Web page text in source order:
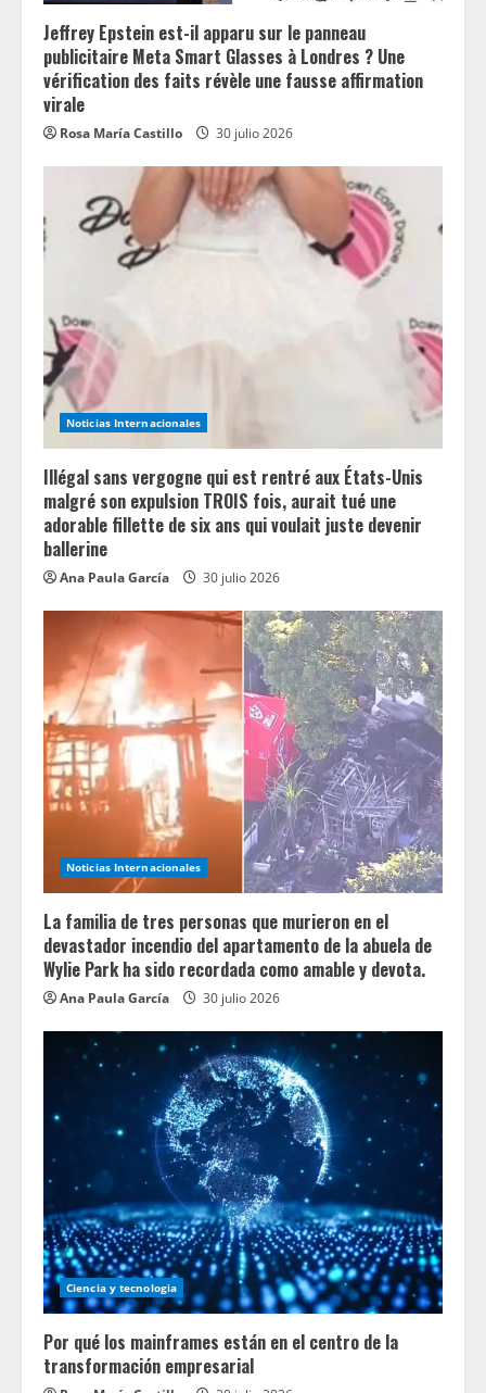
Jeffrey Epstein est-il apparu sur le panneau
publicitaire Meta Smart Glasses à Londres ? Une
vérification des faits révèle une fausse affirmation
virale
Rosa María Castillo 30 julio 2026
Noticias Internacionales
Illégal sans vergogne qui est rentré aux États-Unis
malgré son expulsion TROIS fois, aurait tué une
adorable fillette de six ans qui voulait juste devenir
ballerine
Ana Paula García 30 julio 2026
Noticias Internacionales
La familia de tres personas que murieron en el
devastador incendio del apartamento de la abuela de
Wylie Park ha sido recordada como amable y devota.
Ana Paula García 30 julio 2026
Ciencia y tecnologia
Por qué los mainframes están en el centro de la
transformación empresarial